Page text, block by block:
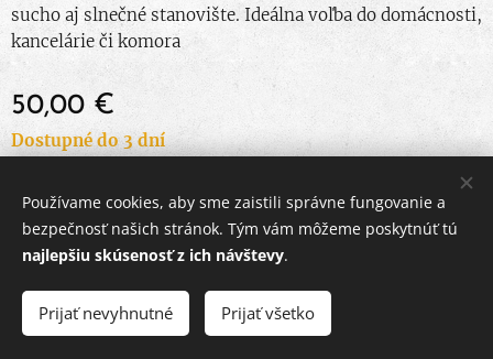
sucho aj slnečné stanovište. Ideálna voľba do domácnosti,
kancelárie či komora
50,00 €
Dostupné do 3 dní
© 2024 Všetky práva vyhradené
Obchodné podmienky|Ochrana osobných údajov
Cookies
Používame cookies, aby sme zaistili správne fungovanie a
bezpečnosť našich stránok. Tým vám môžeme poskytnúť tú
najlepšiu skúsenosť z ich návštevy.
Prijať nevyhnutné Prijať všetko